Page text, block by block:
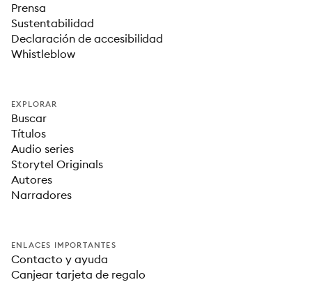
Prensa
Sustentabilidad
Declaración de accesibilidad
Whistleblow
EXPLORAR
Buscar
Títulos
Audio series
Storytel Originals
Autores
Narradores
ENLACES IMPORTANTES
Contacto y ayuda
Canjear tarjeta de regalo